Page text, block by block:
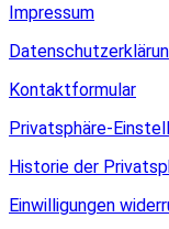
Impressum
Kontaktformular
Privatsphäre-
Historie der
Einwilligungen